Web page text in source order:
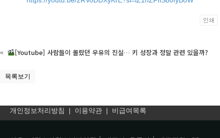
인쇄
« [Youtube] 사람들이 몰랐던 우유의 진실… 키 성장과 정말 관련 있을까?
목록보기
개인정보처리방침 | 이용약관 | 비급여목록